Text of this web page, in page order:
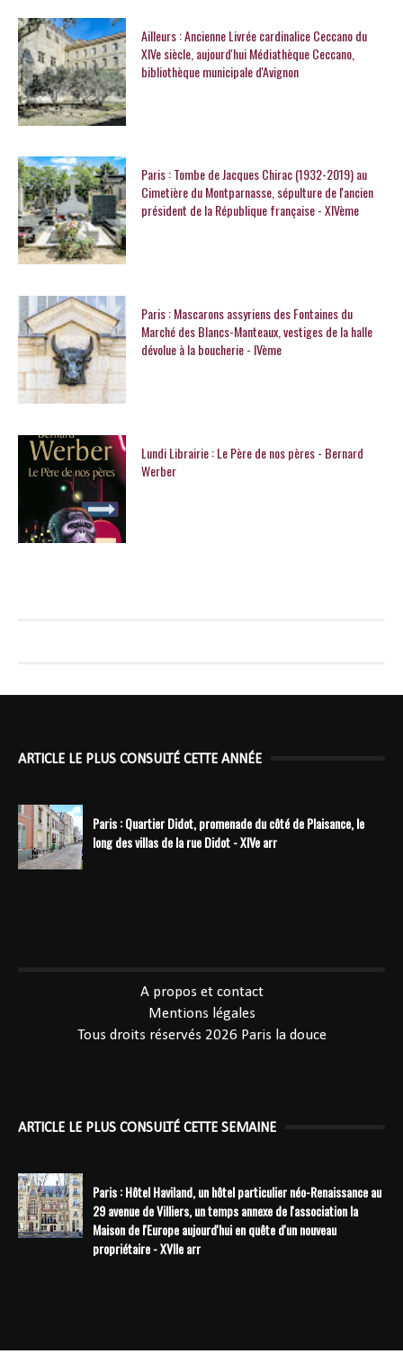
Ailleurs : Ancienne Livrée cardinalice Ceccano du
XIVe siècle, aujourd'hui Médiathèque Ceccano,
bibliothèque municipale d'Avignon
Paris : Tombe de Jacques Chirac (1932-2019) au
Cimetière du Montparnasse, sépulture de l'ancien
président de la République française - XIVème
Paris : Mascarons assyriens des Fontaines du
Marché des Blancs-Manteaux, vestiges de la halle
dévolue à la boucherie - IVème
Lundi Librairie : Le Père de nos pères - Bernard
Werber
ARTICLE LE PLUS CONSULTÉ CETTE ANNÉE
Paris : Quartier Didot, promenade du côté de Plaisance, le
long des villas de la rue Didot - XIVe arr
A propos et contact
Mentions légales
Tous droits réservés 2026 Paris la douce
ARTICLE LE PLUS CONSULTÉ CETTE SEMAINE
Paris : Hôtel Haviland, un hôtel particulier néo-Renaissance au
29 avenue de Villiers, un temps annexe de l'association la
Maison de l'Europe aujourd'hui en quête d'un nouveau
propriétaire - XVIIe arr